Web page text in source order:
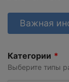
Важная
Категории
Выберите типы